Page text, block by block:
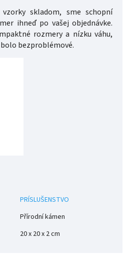
skladom, sme schopní
ihneď po vašej objednávke.
rozmery a nízku váhu,
bezproblémové.
PRÍSLUŠENSTVO
Přírodní kámen
20 x 20 x 2 cm